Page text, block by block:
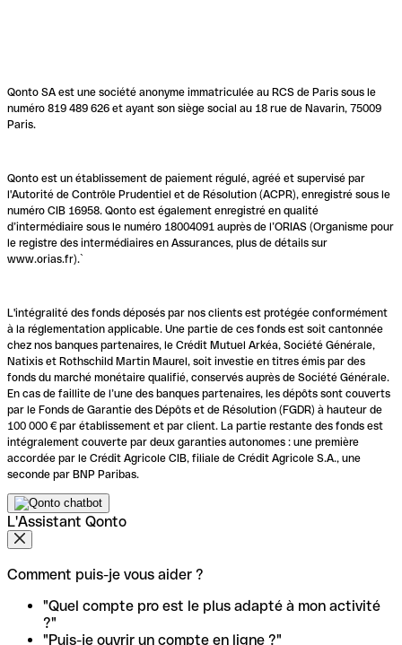
Qonto SA est une société anonyme immatriculée au RCS de Paris sous le
numéro 819 489 626 et ayant son siège social au 18 rue de Navarin, 75009
Paris.
Qonto est un établissement de paiement régulé, agréé et supervisé par
l'Autorité de Contrôle Prudentiel et de Résolution (ACPR), enregistré sous le
numéro CIB 16958. Qonto est également enregistré en qualité
d’intermédiaire sous le numéro 18004091 auprès de l’ORIAS (Organisme pour
le registre des intermédiaires en Assurances, plus de détails sur
www.orias.fr).`
L'intégralité des fonds déposés par nos clients est protégée conformément
à la réglementation applicable. Une partie de ces fonds est soit cantonnée
chez nos banques partenaires, le Crédit Mutuel Arkéa, Société Générale,
Natixis et Rothschild Martin Maurel, soit investie en titres émis par des
fonds du marché monétaire qualifié, conservés auprès de Société Générale.
En cas de faillite de l’une des banques partenaires, les dépôts sont couverts
par le Fonds de Garantie des Dépôts et de Résolution (FGDR) à hauteur de
100 000 € par établissement et par client. La partie restante des fonds est
intégralement couverte par deux garanties autonomes : une première
accordée par le Crédit Agricole CIB, filiale de Crédit Agricole S.A., une
seconde par BNP Paribas.
L'Assistant Qonto
Comment puis-je vous aider ?
"Quel compte pro est le plus adapté à mon activité
?"
"Puis-je ouvrir un compte en ligne ?"